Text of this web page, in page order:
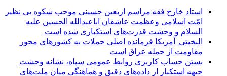
استاد خارج فقه:مراسم اربعین حسینی موجب شکوه بی نظیر
امّت اسلامی وعظمت عاشقان اباعبدالله الحسین علیه
السلام و وحشت قدرت‌های استکباری شده است.
البخیتی: آمریکا فرمانده اصلی حملات به کشورهای محور
مقاومت از جمله عراق است
بستن حساب کاربری روابط عمومی سپاه، نشانه‌ وحشت
جبهه استکبار از داده‌های دقیق و هماهنگی میان ملت‌های